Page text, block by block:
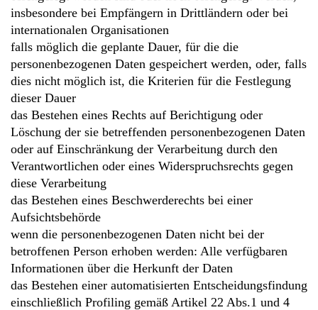
insbesondere bei Empfängern in Drittländern oder bei
internationalen Organisationen
falls möglich die geplante Dauer, für die die
personenbezogenen Daten gespeichert werden, oder, falls
dies nicht möglich ist, die Kriterien für die Festlegung
dieser Dauer
das Bestehen eines Rechts auf Berichtigung oder
Löschung der sie betreffenden personenbezogenen Daten
oder auf Einschränkung der Verarbeitung durch den
Verantwortlichen oder eines Widerspruchsrechts gegen
diese Verarbeitung
das Bestehen eines Beschwerderechts bei einer
Aufsichtsbehörde
wenn die personenbezogenen Daten nicht bei der
betroffenen Person erhoben werden: Alle verfügbaren
Informationen über die Herkunft der Daten
das Bestehen einer automatisierten Entscheidungsfindung
einschließlich Profiling gemäß Artikel 22 Abs.1 und 4